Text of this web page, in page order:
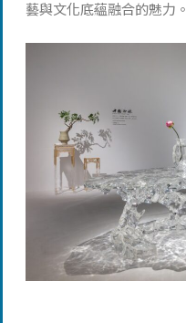
藝與文化底蘊融合的魅力。